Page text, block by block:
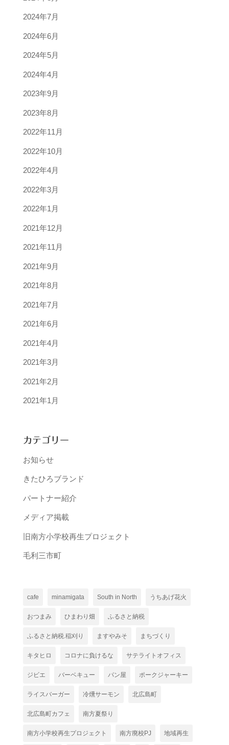
2024年7月
2024年6月
2024年5月
2024年4月
2023年9月
2023年8月
2022年11月
2022年10月
2022年4月
2022年3月
2022年1月
2021年12月
2021年11月
2021年9月
2021年8月
2021年7月
2021年6月
2021年4月
2021年3月
2021年2月
2021年1月
カテゴリー
お知らせ
きたひろブランド
パートナー紹介
メディア掲載
旧南方小学校再生プロジェクト
毛利三市町
cafe minamigata South in North うちあげ花火
おつまみ ひまわり畑 ふるさと納税
ふるさと納税.稲刈り ますやみそ まちづくり
キタヒロ コロナに負けるな サテライトオフィス
ジビエ バーベキュー パン屋 ポークジャーキー
ライスバーガー 冷燻サーモン 北広島町
北広島町カフェ 南方夏祭り
南方小学校再生プロジェクト 南方廃校PJ 地域再生